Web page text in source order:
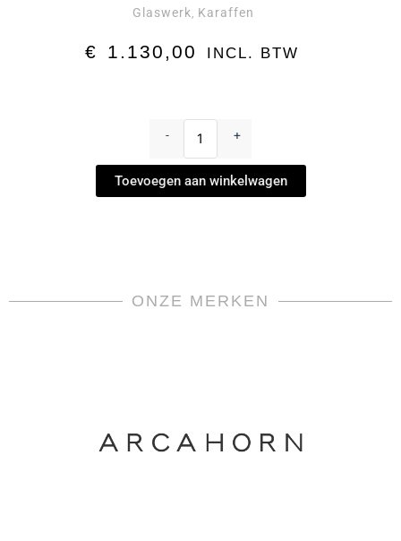
Glaswerk, Karaffen
€ 1.130,00 INCL. BTW
-
Saint
Louis
+
Toevoegen aan winkelwagen
ONZE MERKEN